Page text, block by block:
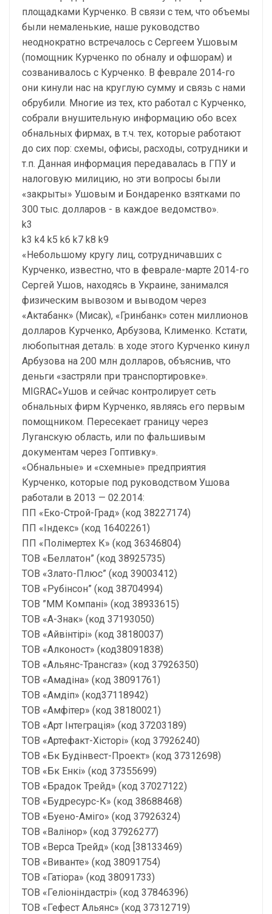
площадками Курченко. В связи с тем, что объемы
были немаленькие, наше руководство
неоднократно встречалось с Сергеем Ушовым
(помощник Курченко по обналу и офшорам) и
созванивалось с Курченко. В феврале 2014-го
они кинули нас на круглую сумму и связь с нами
обрубили. Многие из тех, кто работал с Курченко,
собрали внушительную информацию обо всех
обнальных фирмах, в т.ч. тех, которые работают
до сих пор: схемы, офисы, расходы, сотрудники и
т.п. Данная информация передавалась в ГПУ и
налоговую милицию, но эти вопросы были
«закрыты» Ушовым и Бондаренко взятками по
300 тыс. долларов - в каждое ведомство».
k3
k3 k4 k5 k6 k7 k8 k9
«Небольшому кругу лиц, сотрудничавших с
Курченко, известно, что в феврале-марте 2014-го
Сергей Ушов, находясь в Украине, занимался
физическим вывозом и выводом через
«Актабанк» (Мисак), «Гринбанк» сотен миллионов
долларов Курченко, Арбузова, Клименко. Кстати,
любопытная деталь: в ходе этого Курченко кинул
Арбузова на 200 млн долларов, объяснив, что
деньги «застряли при транспортировке».
MIGRAC«Ушов и сейчас контролирует сеть
обнальных фирм Курченко, являясь его первым
помощником. Пересекает границу через
Луганскую область, или по фальшивым
документам через Гоптивку».
«Обнальные» и «схемные» предприятия
Курченко, которые под руководством Ушова
работали в 2013 — 02.2014:
ПП «Еко-Строй-Град» (код 38227174)
ПП «Індекс» (код 16402261)
ПП «Полімертех К» (код 36346804)
ТОВ «Беллатон” (код 38925735)
ТОВ «Злато-Плюс” (код 39003412)
ТОВ «Рубінсон” (код 38704994)
ТОВ ”ММ Компані» (код 38933615)
ТОВ «A-Знак» (код 37193050)
ТОВ «Айвінтірі» (код 38180037)
ТОВ «Алконост» (код38091838)
ТОВ «Альянс-Трансгаз» (код 37926350)
ТОВ «Амадіна» (код 38091761)
ТОВ «Амдіп» (код37118942)
ТОВ «Амфітер» (код 38180021)
ТОВ «Арт Інтеграція» (код 37203189)
ТОВ «Артефакт-Хісторі» (код 37926240)
ТОВ «Бк Будінвест-Проект» (код 37312698)
ТОВ «Бк Енкі» (код 37355699)
ТОВ «Брадок Трейд» (код 37027122)
ТОВ «Будресурс-К» (код 38688468)
ТОВ «Буено-Аміго» (код 37926324)
ТОВ «Валінор» (код 37926277)
ТОВ «Верса Трейд» (код [38133469)
ТОВ «Виванте» (код 38091754)
ТОВ «Гатіора» (код 38091733)
ТОВ «Геліоніндастрі» (код 37846396)
ТОВ «Гефест Альянс» (код 37312719)